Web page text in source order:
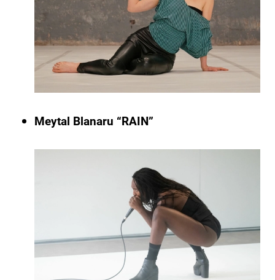
Meytal Blanaru “RAIN”